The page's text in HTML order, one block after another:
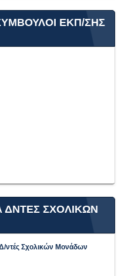
ΕΚΠ/ΣΗΣ
ΔΝΤΕΣ ΣΧΟΛΙΚΩΝ
ντές Σχολικών Μονάδων